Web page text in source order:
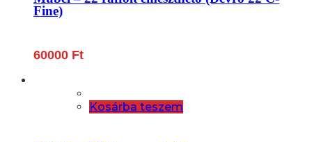
Fine)
60000 Ft
Kosárba teszem